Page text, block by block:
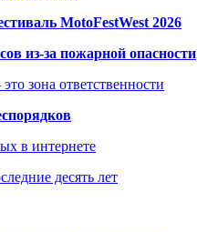
MotoFestWest 2026
из-за пожарной опасности
зона ответственности
в интернете
десять лет